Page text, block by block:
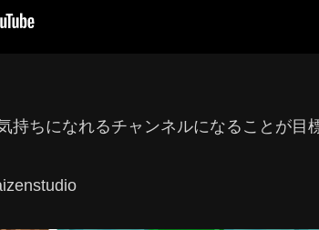
持ちになれるチャンネルになることが目